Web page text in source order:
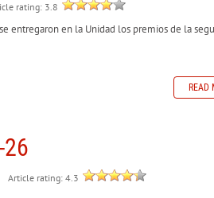
rating: 3.8
entregaron en la Unidad los premios de la
READ
Article rating: 4.3